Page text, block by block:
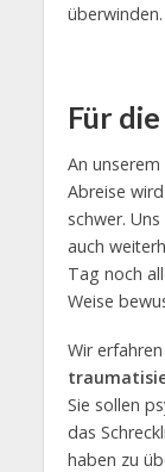
überwinden.
Für
An
Abreise
schwer.
auch
Tag noch
Weise
Wir
Sie sollen
das
haben zu